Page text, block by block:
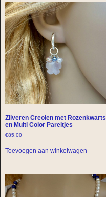
Zilveren Creolen met Rozenkwarts
en Multi Color Pareltjes
€85,00
Toevoegen aan winkelwagen